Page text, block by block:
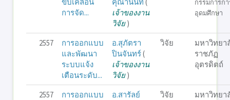
การจัด...
เจ้าของงาน
วิจัย)
กรรมการก
อุดมศึกษา
2557
การออกแบบ
และพัฒนา
ระบบแจ้ง
เตือนระดับ...
อ.สุภัตรา
ปินจันทร์(
เจ้าของงาน
วิจัย)
วิจัย
มหาวิทยา
ราชภัฏ
อุตรดิตถ์
2557
การออกแบบ
อ.สารัลย์
วิจัย
มหาวิทยา